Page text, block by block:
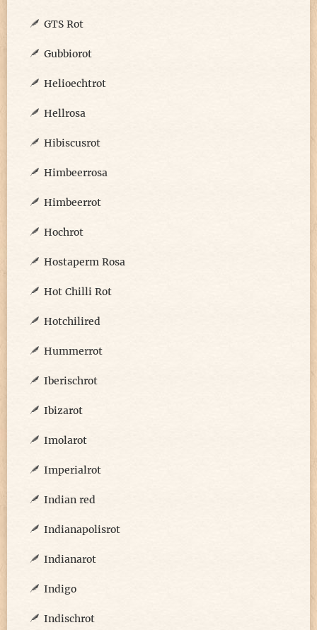
GTS Rot
Gubbiorot
Helioechtrot
Hellrosa
Hibiscusrot
Himbeerrosa
Himbeerrot
Hochrot
Hostaperm Rosa
Hot Chilli Rot
Hotchilired
Hummerrot
Iberischrot
Ibizarot
Imolarot
Imperialrot
Indian red
Indianapolisrot
Indianarot
Indigo
Indischrot